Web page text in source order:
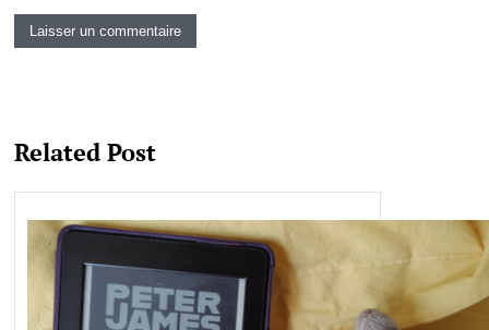
Related Post